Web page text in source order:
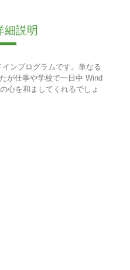
細説明
ンプログラムです。単なる
が仕事や学校で一日中 Wind
心を和ましてくれるでしょ